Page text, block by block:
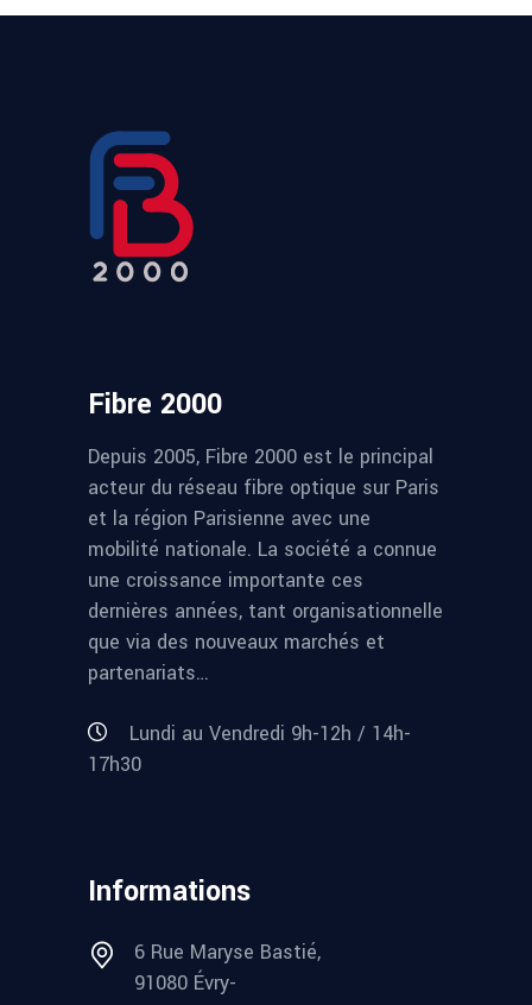
Fibre 2000
Depuis 2005, Fibre 2000 est le principal
acteur du réseau fibre optique sur Paris
et la région Parisienne avec une
mobilité nationale. La société a connue
une croissance importante ces
dernières années, tant organisationnelle
que via des nouveaux marchés et
partenariats…
Lundi au Vendredi 9h-12h / 14h-
17h30
Informations
6 Rue Maryse Bastié,
91080 Évry-